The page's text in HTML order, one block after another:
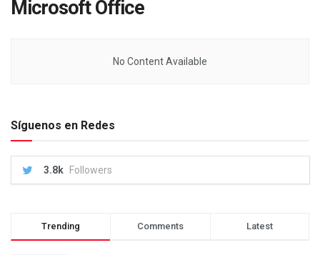
Microsoft Office
No Content Available
Síguenos en Redes
3.8k Followers
Trending Comments Latest